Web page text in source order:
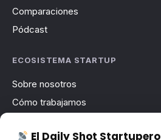
Comparaciones
Pódcast
ECOSISTEMA STARTUP
Sobre nosotros
Cómo trabajamos
El Daily Shot Startupero